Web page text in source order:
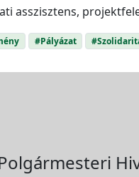
asszisztens,
#Pályázat